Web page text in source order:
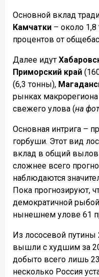
Основной вклад
Камчатки – около 1,8
процентов от
Далее идут
Приморский край
(6,3 тонны),
рынках
свежего улова (на
Основная интрига –
горбуши. Этот вид
вклад в общий
сложнее всего
наблюдаются
Пока прогнозируют,
демократичной
нынешнем улове 61
Из лососевой путины
вышли с худшим за
добыто всего лишь
несколько Россия